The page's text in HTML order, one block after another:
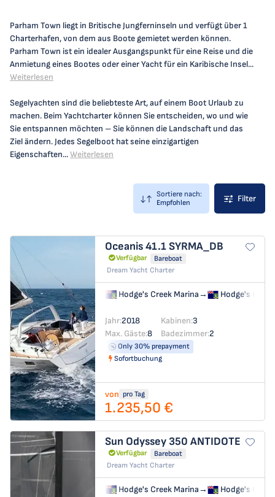
Parham Town liegt in Britische Jungferninseln und verfügt über 1
Charterhafen, von dem aus Boote gemietet werden können.
Parham Town ist ein idealer Ausgangspunkt für eine Reise und die
Anmietung eines Bootes oder einer Yacht für ein Karibische Insel...
Weiterlesen
Segelyachten sind die beliebteste Art, auf einem Boot Urlaub zu
machen. Beim Yachtcharter können Sie entscheiden, wo und wie
Sie entspannen möchten – Sie können die Landschaft und das
Ziel ändern. Jedes Segelboot hat seine einzigartigen
Eigenschaften...Weiterlesen
Sortiere nach:
Empfohlen
Filter
Oceanis 41.1SYRMA_DB
Verfügbar
Bareboat
Dream Yacht Charter
Hodge's Creek Marina→ Hodge's
Jahr:2018 Kabinen:3
Max. Gäste:8 Badezimmer:2
Only 30% prepayment
Sofortbuchung
von pro Tag
1.235,50 €
Sun Odyssey 350 ANTIDOTE
Verfügbar
Bareboat
Dream Yacht Charter
Hodge's Creek Marina→ Hodge's